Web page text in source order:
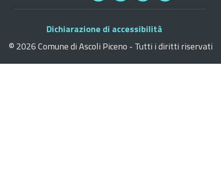
Dichiarazione di accessibilità
© 2026 Comune di Ascoli Piceno - Tutti i diritti riservati